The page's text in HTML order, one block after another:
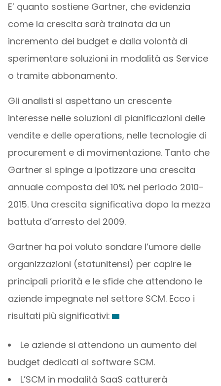
E’ quanto sostiene Gartner, che evidenzia
come la crescita sarà trainata da un
incremento dei budget e dalla volontà di
sperimentare soluzioni in modalità as Service
o tramite abbonamento.
Gli analisti si aspettano un crescente
interesse nelle soluzioni di pianificazioni delle
vendite e delle operations, nelle tecnologie di
procurement e di movimentazione. Tanto che
Gartner si spinge a ipotizzare una crescita
annuale composta del 10% nel periodo 2010-
2015. Una crescita significativa dopo la mezza
battuta d’arresto del 2009.
Gartner ha poi voluto sondare l’umore delle
organizzazioni (statunitensi) per capire le
principali priorità e le sfide che attendono le
aziende impegnate nel settore SCM. Ecco i
risultati più significativi:
Le aziende si attendono un aumento dei
budget dedicati ai software SCM.
L’SCM in modalità SaaS catturerà